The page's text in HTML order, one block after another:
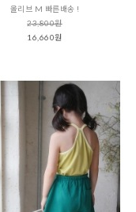
올리브 M 빠른배송 !
23,800원
16,660원